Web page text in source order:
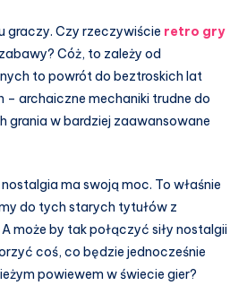
graczy. Czy rzeczywiście retro gry
Cóż, to zależy od
to powrót do beztroskich lat
– archaiczne mechaniki trudne do
grania w bardziej zaawansowane
ma swoją moc. To właśnie
do tych starych tytułów z
może by tak połączyć siły nostalgii
coś, co będzie jednocześnie
powiewem w świecie gier?